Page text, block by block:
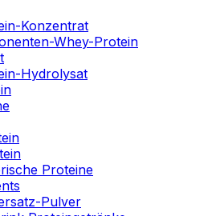
Konzentrat
Whey-Protein
Hydrolysat
Proteine
Pulver